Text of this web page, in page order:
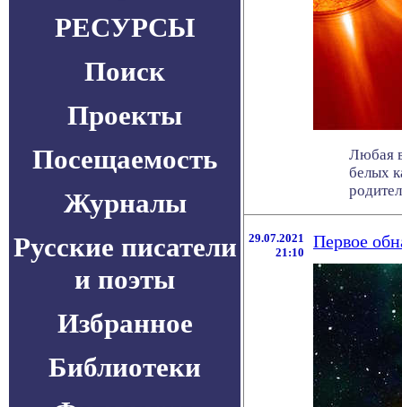
РЕСУРСЫ
Поиск
Проекты
Посещаемость
Журналы
Русские писатели
и поэты
Избранное
Библиотеки
Любая
белых
29.07.2021
21:10
Первое